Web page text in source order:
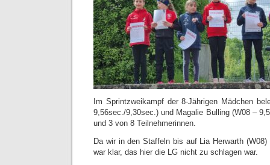
Im Sprintzweikampf der 8-Jährigen Mädchen
9,56sec./9,30sec.) und Magalie Bulling (W08 –
und 3 von 8 Teilnehmerinnen.
Da wir in den Staffeln bis auf Lia Herwarth
war klar, das hier die LG nicht zu schlagen war.